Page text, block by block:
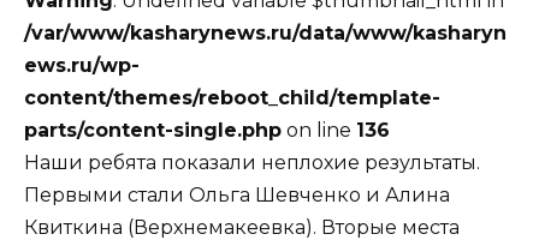
/var/www/kasharynews.ru/data/www/kasharyn
ews.ru/wp-
content/themes/reboot_child/template-
parts/content-single.php on line 136
Наши ребята показали неплохие результаты.
Первыми стали Ольга Шевченко и Алина
Квиткина (Верхнемакеевка). Вторые места